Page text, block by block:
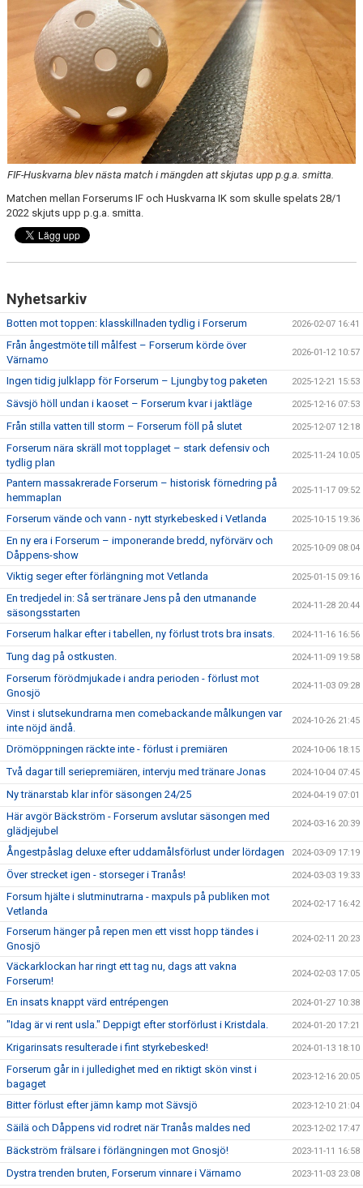
BILDGALLERI
DOKUMENT
KONTAKT
FIF-Huskvarna blev nästa match i mängden att skjutas upp p.g.a. smitta.
Matchen mellan Forserums IF och Huskvarna IK som skulle spelats 28/1
2022 skjuts upp p.g.a. smitta.
Nyhetsarkiv
Botten mot toppen: klasskillnaden tydlig i Forserum 2026-02-07 16:41
Från ångestmöte till målfest – Forserum körde över
Värnamo
2026-01-12 10:57
Ingen tidig julklapp för Forserum – Ljungby tog paketen 2025-12-21 15:53
Sävsjö höll undan i kaoset – Forserum kvar i jaktläge 2025-12-16 07:53
Från stilla vatten till storm – Forserum föll på slutet 2025-12-07 12:18
Forserum nära skräll mot topplaget – stark defensiv och
tydlig plan
2025-11-24 10:05
Pantern massakrerade Forserum – historisk förnedring på
hemmaplan
2025-11-17 09:52
Forserum vände och vann - nytt styrkebesked i Vetlanda 2025-10-15 19:36
En ny era i Forserum – imponerande bredd, nyförvärv och
Dåppens-show
2025-10-09 08:04
Viktig seger efter förlängning mot Vetlanda 2025-01-15 09:16
En tredjedel in: Så ser tränare Jens på den utmanande
säsongsstarten
2024-11-28 20:44
Forserum halkar efter i tabellen, ny förlust trots bra insats. 2024-11-16 16:56
Tung dag på ostkusten. 2024-11-09 19:58
Forserum förödmjukade i andra perioden - förlust mot
Gnosjö
2024-11-03 09:28
Vinst i slutsekundrarna men comebackande målkungen var
inte nöjd ändå.
2024-10-26 21:45
Drömöppningen räckte inte - förlust i premiären 2024-10-06 18:15
Två dagar till seriepremiären, intervju med tränare Jonas 2024-10-04 07:45
Ny tränarstab klar inför säsongen 24/25 2024-04-19 07:01
Här avgör Bäckström - Forserum avslutar säsongen med
glädjejubel
2024-03-16 20:39
Ångestpåslag deluxe efter uddamålsförlust under lördagen 2024-03-09 17:19
Över strecket igen - storseger i Tranås! 2024-03-03 19:33
Forsum hjälte i slutminutrarna - maxpuls på publiken mot
Vetlanda
2024-02-17 16:42
Forserum hänger på repen men ett visst hopp tändes i
Gnosjö
2024-02-11 20:23
Väckarklockan har ringt ett tag nu, dags att vakna
Forserum!
2024-02-03 17:05
En insats knappt värd entrépengen 2024-01-27 10:38
"Idag är vi rent usla." Deppigt efter storförlust i Kristdala. 2024-01-20 17:21
Krigarinsats resulterade i fint styrkebesked! 2024-01-13 18:10
Forserum går in i julledighet med en riktigt skön vinst i
bagaget
2023-12-16 20:05
Bitter förlust efter jämn kamp mot Sävsjö 2023-12-10 21:04
Säilä och Dåppens vid rodret när Tranås maldes ned 2023-12-02 17:47
Bäckström frälsare i förlängningen mot Gnosjö! 2023-11-11 16:58
Dystra trenden bruten, Forserum vinnare i Värnamo 2023-11-03 23:08